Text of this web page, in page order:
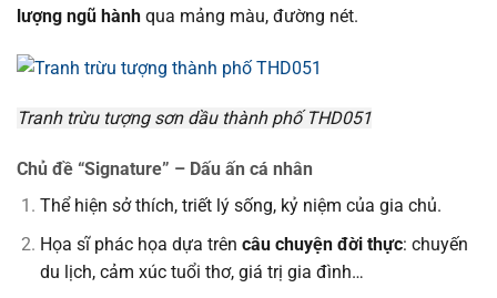
lượng ngũ hành qua mảng màu, đường nét.
Tranh trừu tượng sơn dầu thành phố THD051
Chủ đề “Signature” – Dấu ấn cá nhân
Thể hiện sở thích, triết lý sống, kỷ niệm của gia chủ.
Họa sĩ phác họa dựa trên câu chuyện đời thực: chuyến
du lịch, cảm xúc tuổi thơ, giá trị gia đình…